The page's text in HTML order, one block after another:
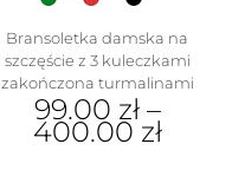
Bransoletka damska na
szczęście z 3 kuleczkami
zakończona turmalinami
99.00 zł–
400.00 zł